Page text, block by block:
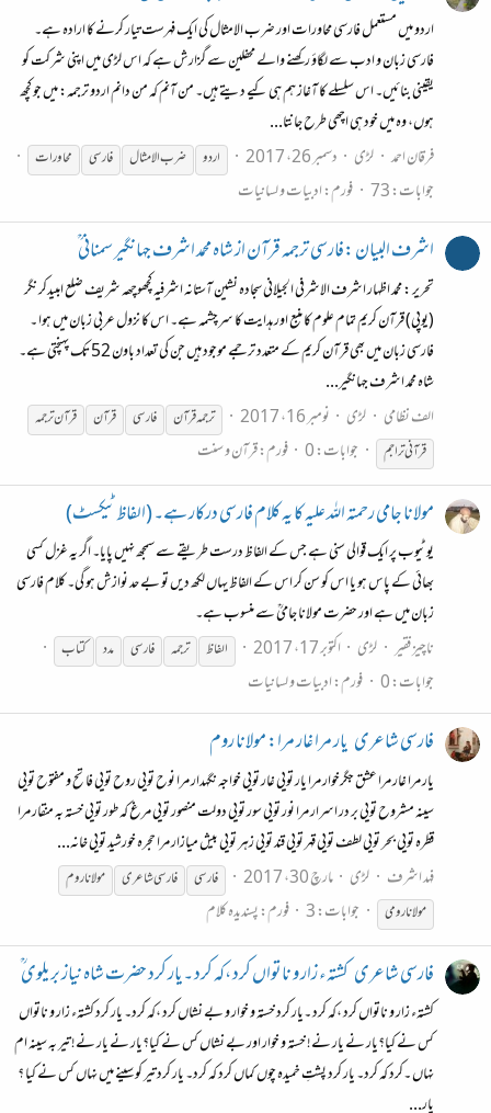
اردو میں مستعمل فارسی محاورات اور ضرب الامثال کی ایک فہرست تیار کرنے کا ارادہ ہے۔
فارسی زبان و ادب سے لگاؤ رکھنے والے محفلین سے گزارش ہے کہ اس لڑی میں اپنی شرکت کو
یقینی بنائیں۔ اس سلسلے کا آغاز ہم ہی کیے دیتے ہیں۔ من آنم کہ من دانم اردو ترجمہ: میں جو کچھ
ہوں، وہ میں خود ہی اچھی طرح جانتا...
فرقان احمد لڑی دسمبر 26، 2017 اردو ضرب الامثال فارسی محاورات
جوابات: 73 فورم:ادبیات و لسانیات
اشرف البیان :فارسی ترجمہ قرآن از شاہ محمد اشرف جہانگیر سمنانی ؒ
تحریر : محمد اظہار اشرف الاشرفی الجیلانی سجادہ نشین آستانہ اشرفیہ کچھوچھہ شریف ضلع امبیدکر نگر
(یوپی) قرآن کریم تمام علوم کا منبع اور ہدایت کا سرچشمہ ہے۔ اس کا نزول عربی زبان میں ہوا ۔
فارسی زبان میں بھی قرآن کریم کے متعدد ترجمے موجود ہیں جن کی تعداد باون 52 تک پہنچتی ہے۔
شاہ محمد اشرف جہانگیر...
الف نظامی
لڑی نومبر 16، 2017 ترجمہ قرآن فارسی قرآن
قرآن ترجمہ
قرآنی تراجم
جوابات: 0 فورم:قرآن و سنت
مولانا جامی رحمتہ اللہ علیہ کا یہ کلام فارسی درکار ہے۔ (الفاظ ٹیکسٹ)
یوٹیوب پر ایک قوالی سنی ہے جس کے الفاظ درست طریقے سے سمجھ نہیں پایا۔ اگر یہ غزل کسی
بھائی کے پاس ہو یا اس کو سن کر اس کے الفاظ یہاں لکھ دیں تو بے حد نوازش ہو گی۔ کلام فارسی
زبان میں ہے اور حضرت مولانا جامیؒ سے منسوب ہے۔
ناچیز فقیر لڑی اکتوبر 17، 2017 الفاظ ترجمہ فارسی مدد کتاب
جوابات: 0 فورم:ادبیات و لسانیات
فارسی شاعری یار مرا غار مرا: مولانا روم
یار مرا غار مرا عشق جگرخوار مرا یار تویی غار تویی خواجه نگهدار مرا نوح تویی روح تویی فاتح و مفتوح تویی
سینه مشروح تویی بر در اسرار مرا نور تویی سور تویی دولت منصور تویی مرغ که طور تویی خسته به منقار مرا
قطره تویی بحر تویی لطف تویی قهر تویی قند تویی زهر تویی بیش میازار مرا حجره خورشید تویی خانه...
فہد اشرف
لڑی مارچ 30، 2017 فارسی فارسیشاعری
مولانا روم
مولانا رومی
جوابات: 3 فورم:پسندیدہ کلام
فارسی شاعریکشتہء زار و ناتواں کرد ،کہ کرد ۔یار کرد حضرت شاہ نیاز بریلوی ؒ
کشتہء زار و ناتواں کرد ،کہ کرد ۔یار کرد خستہ و خوار و بے نشاں کرد ،کہ کرد۔ یار کرد کشتہء زار و ناتواں
کس نے کیا؟یار نے یار نے! خستہ و خوار اور بے نشاں کس نے کیا؟یار نے یار نے! تیر بہ سینہ ام
نہاں ۔کرد کہ کرد۔ یار کرد پشتِ خمیدہ چوں کماں کرد کہ کرد۔ یار کرد تیر کو سینے میں نہاں کس نے کیا ؟
یار...